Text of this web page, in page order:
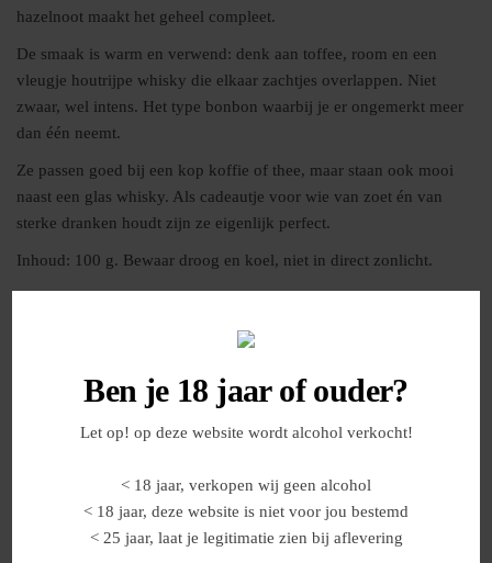
Ben je 18 jaar of ouder?
Let op! op deze website wordt alcohol verkocht!
< 18 jaar, verkopen wij geen alcohol
< 18 jaar, deze website is niet voor jou bestemd
< 25 jaar, laat je legitimatie zien bij aflevering
hazelnoot maakt het geheel compleet.
De smaak is warm en verwend: denk aan toffee, room en een
vleugje houtrijpe whisky die elkaar zachtjes overlappen. Niet
zwaar, wel intens. Het type bonbon waarbij je er ongemerkt meer
dan één neemt.
Ze passen goed bij een kop koffie of thee, maar staan ook mooi
naast een glas whisky. Als cadeautje voor wie van zoet én van
sterke dranken houdt zijn ze eigenlijk perfect.
Inhoud: 100 g. Bewaar droog en koel, niet in direct zonlicht.
Gerelateerde producten